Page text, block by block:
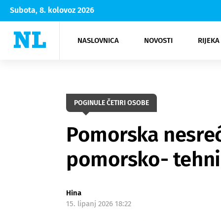
Subota, 8. kolovoz 2026
NASLOVNICA NOVOSTI
Rijeka Opatija
NK
Moda
Kultura
POGINULE ČETIRI OSOBE
Pomorska
pomorsko-
Hina
15. lipanj 2026 18:22